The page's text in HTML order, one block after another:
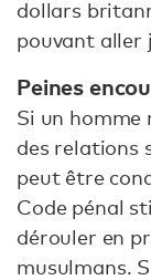
dollars
pouvant aller
Peines
Si un homme
des relations
peut être
Code pénal
dérouler en
musulmans.